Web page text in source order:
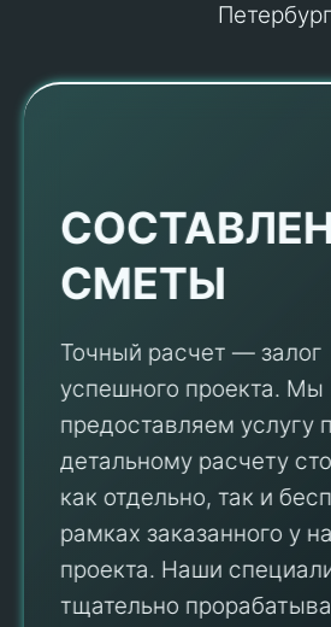
СМЕТЫ
Точный расчет — залог
успешного проекта. Мы
предоставляем услугу
детальному расчету
как отдельно, так и
рамках заказанного у
проекта. Наши
тщательно